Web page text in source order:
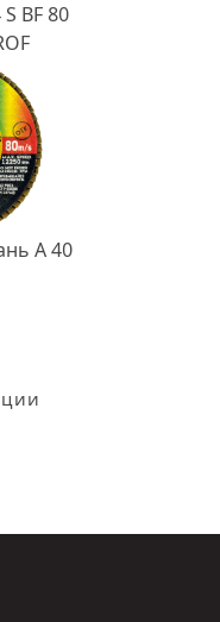
BF 80
A 40